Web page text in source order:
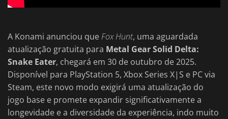
A Konami anunciou queFox Hunt, uma aguardada
atualização gratuita para Metal Gear Solid Delta:
Snake Eater, chegará em 30 de outubro de 2025.
Disponível para PlayStation 5, Xbox Series X|S e PC via
Steam, este novo modo exigirá uma atualização do
jogo base e promete expandir significativamente a
longevidade e a diversidade da experiência, indo muito